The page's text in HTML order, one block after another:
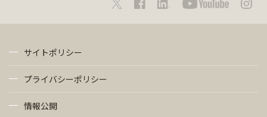
サイトポリシー
プライバシーポリシー
情報公開